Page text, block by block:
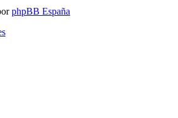
phpBB España